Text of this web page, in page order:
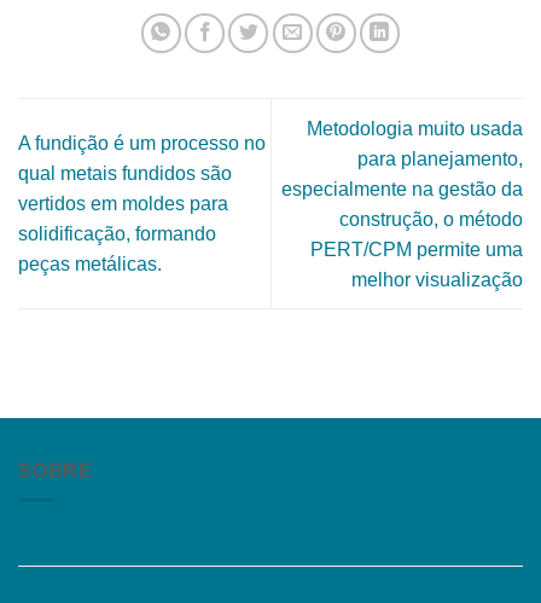
A fundição é um processo no
qual metais fundidos são
vertidos em moldes para
solidificação, formando
peças metálicas.
Metodologia muito usada
para planejamento,
especialmente na gestão da
construção, o método
PERT/CPM permite uma
melhor visualização
SOBRE